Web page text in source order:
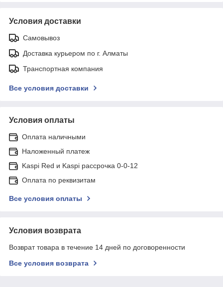
Условия доставки
Самовывоз
Доставка курьером по г. Алматы
Транспортная компания
Все условия доставки
Условия оплаты
Оплата наличными
Наложенный платеж
Kaspi Red и Kaspi рассрочка 0-0-12
Оплата по реквизитам
Все условия оплаты
Условия возврата
Возврат товара в течение 14 дней по договоренности
Все условия возврата